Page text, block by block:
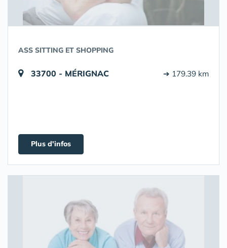
ASS SITTING ET SHOPPING
33700 - MÉRIGNAC ➔ 179.39 km
Plus d'infos